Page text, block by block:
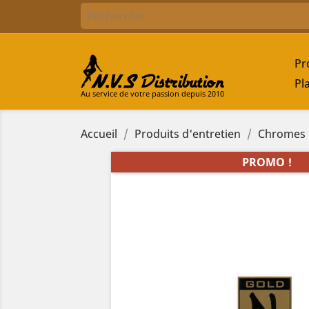
Au service de votre passion depuis 2010
Accueil Produits d'entretien
Chromes
PROMO !